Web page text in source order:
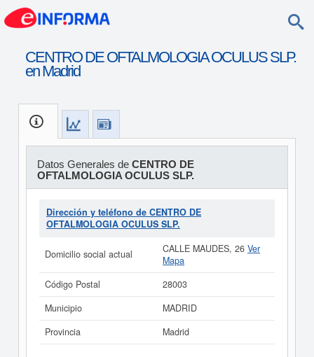
CENTRO DE OFTALMOLOGIA OCULUS SLP.
en Madrid
Datos Generales de CENTRO DE
OFTALMOLOGIA OCULUS SLP.
Dirección y teléfono de CENTRO DE
OFTALMOLOGIA OCULUS SLP.
Domicilio social actual CALLE MAUDES, 26 Ver
Mapa
Código Postal
28003
Municipio
MADRID
Provincia
Madrid